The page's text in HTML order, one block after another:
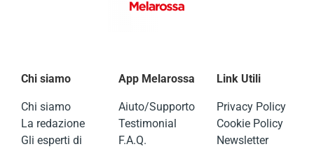
Chi siamo
Chi siamo
La redazione
Gli esperti di
App Melarossa
Aiuto/Supporto
Testimonial
F.A.Q.
Link Utili
Privacy Policy
Cookie Policy
Newsletter